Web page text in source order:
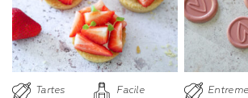
Tartes Facile